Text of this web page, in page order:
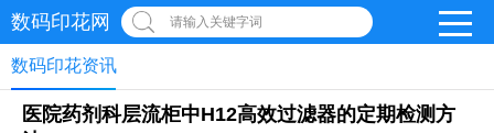
数码印花网 请输入关键字词
数码印花资讯
医院药剂科层流柜中H12高效过滤器的定期检测方